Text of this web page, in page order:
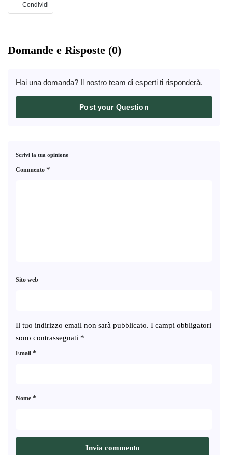
Condividi
Domande e Risposte (0)
Hai una domanda? Il nostro team di esperti ti risponderà.
Post your Question
Scrivi la tua opinione
Il tuo indirizzo email non sarà pubblicato. I campi obbligatori
sono contrassegnati *
Commento *
Nome *
Email *
Sito web